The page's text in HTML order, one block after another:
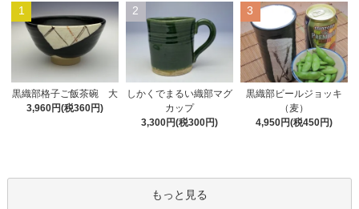
1
黒織部格子ご飯茶碗 大
3,960円(税360円)
2
しかくでまるい織部マグ
カップ
3,300円(税300円)
3
黒織部ビールジョッキ
（麦）
4,950円(税450円)
もっと見る